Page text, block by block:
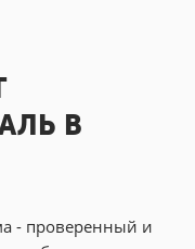
В
- проверенный и